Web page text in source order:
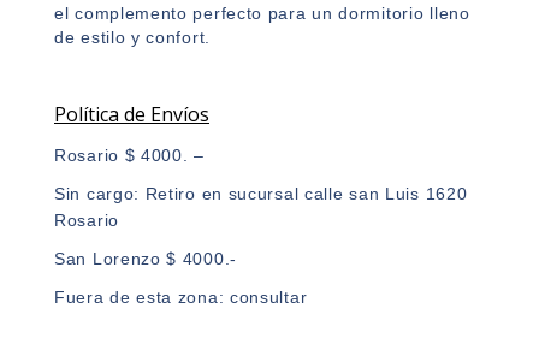
el complemento perfecto para un dormitorio lleno
de estilo y confort.
Política de Envíos
Rosario $ 4000. –
Sin cargo: Retiro en sucursal calle san Luis 1620
Rosario
San Lorenzo $ 4000.-
Fuera de esta zona: consultar